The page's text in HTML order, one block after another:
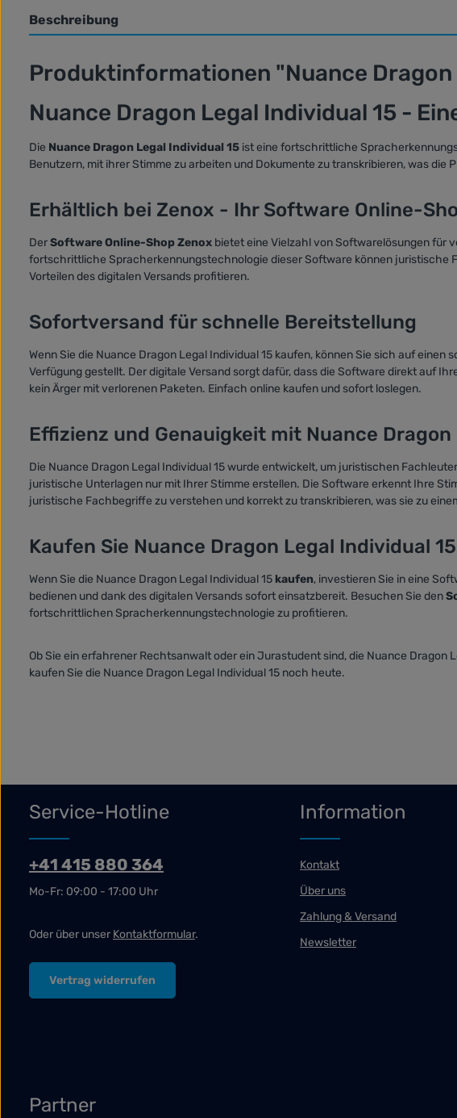
Beschreibung
Produktinformationen "Nuance Dragon
Nuance Dragon Legal Individual 15 -
Die Nuance Dragon Legal Individual 15 ist eine fortschrittliche
Benutzern, mit ihrer Stimme zu arbeiten und Dokumente zu transkribieren, was
Erhältlich bei Zenox - Ihr Software Online-
DerSoftware Online-Shop Zenox bietet eine Vielzahl von Softwarelösungen für
fortschrittliche Spracherkennungstechnologie dieser Software können juristische
Vorteilen des digitalen Versands profitieren.
Sofortversand für schnelle Bereitstellung
Wenn Sie die Nuance Dragon Legal Individual 15 kaufen, können Sie sich auf einen
Verfügung gestellt. Der digitale Versand sorgt dafür, dass die Software direkt auf
kein Ärger mit verlorenen Paketen. Einfach online kaufen und sofort loslegen.
Effizienz und Genauigkeit mit Nuance
Die Nuance Dragon Legal Individual 15 wurde entwickelt, um juristischen
juristische Unterlagen nur mit Ihrer Stimme erstellen. Die Software erkennt Ihre
juristische Fachbegriffe zu verstehen und korrekt zu transkribieren, was sie zu
Kaufen Sie Nuance Dragon Legal Individual
Wenn Sie die Nuance Dragon Legal Individual 15 kaufen, investieren Sie in eine
bedienen und dank des digitalen Versands sofort einsatzbereit. Besuchen Sie den
fortschrittlichen Spracherkennungstechnologie zu profitieren.
Ob Sie ein erfahrener Rechtsanwalt oder ein Jurastudent sind, die Nuance
kaufen Sie die Nuance Dragon Legal Individual 15 noch heute.
Service-Hotline
+41 415 880 364
Mo-Fr: 09:00 - 17:00 Uhr
Oder über unser Kontaktformular.
Vertrag widerrufen
Information
Kontakt
Über uns
Zahlung & Versand
Newsletter
Partner